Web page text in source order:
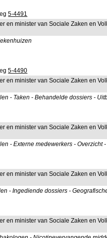
5-4491
en minister van Sociale Zaken en
5-4490
en minister van Sociale Zaken en
- Taken - Behandelde dossiers -
en minister van Sociale Zaken en
- Externe medewerkers - Overzicht
en minister van Sociale Zaken en
- Ingediende dossiers -
en minister van Sociale Zaken en